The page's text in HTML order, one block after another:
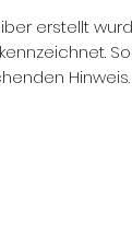
erstellt